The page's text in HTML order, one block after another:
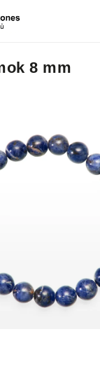
8 mm